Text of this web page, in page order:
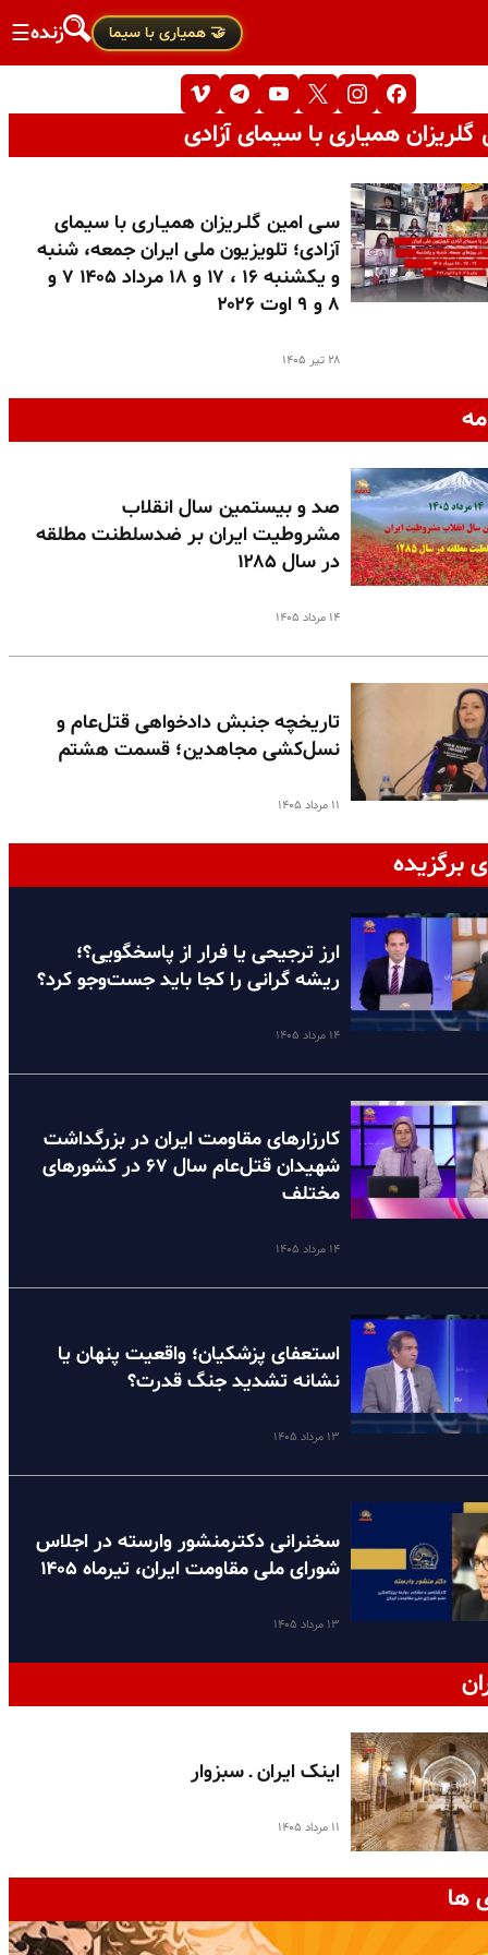
🤝 همیاری با سیما زنده☰
همیاری با سیمای آزادی
سـی امین گلـریزان همیـاری با سیمای
آزادی؛ تلویزیون ملی ایران جمعه، شنبه
و یکشنبه ۱۶ ، ۱۷ و ۱۸ مرداد ۱۴۰۵ ۷ و
۸ و ۹ اوت ۲۰۲۶
۲۸ تیر ۱۴۰۵
صد و بیستمین سال انقلاب
مشروطیت ایران بر ضدسلطنت مطلقه
در سال ۱۲۸۵
۱۴ مرداد ۱۴۰۵
تاریخچه جنبش دادخواهی قتل‌عام و
نسل‌کشی مجاهدین؛ قسمت هشتم
۱۱ مرداد ۱۴۰۵
برگزیده
ارز ترجیحی یا فرار از پاسخگویی؟؛
ریشه گرانی را کجا باید جست‌وجو کرد؟
۱۴ مرداد ۱۴۰۵
کارزارهای مقاومت ایران در بزرگداشت
شهیدان قتل‌عام سال ۶۷ در کشورهای
مختلف
۱۴ مرداد ۱۴۰۵
استعفای پزشکیان؛ واقعیت پنهان یا
نشانه تشدید جنگ قدرت؟
۱۳ مرداد ۱۴۰۵
سخنرانی دکترمنشور وارسته در اجلاس
شورای ملی مقاومت ایران، تیرماه ۱۴۰۵
۱۳ مرداد ۱۴۰۵
اینک ایران ـ سبزوار
۱۱ مرداد ۱۴۰۵
ها